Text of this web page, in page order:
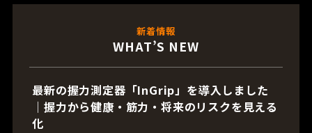
新着情報
WHAT’S NEW
最新の握力測定器「InGrip」を導入しました
｜握力から健康・筋力・将来のリスクを見える
化